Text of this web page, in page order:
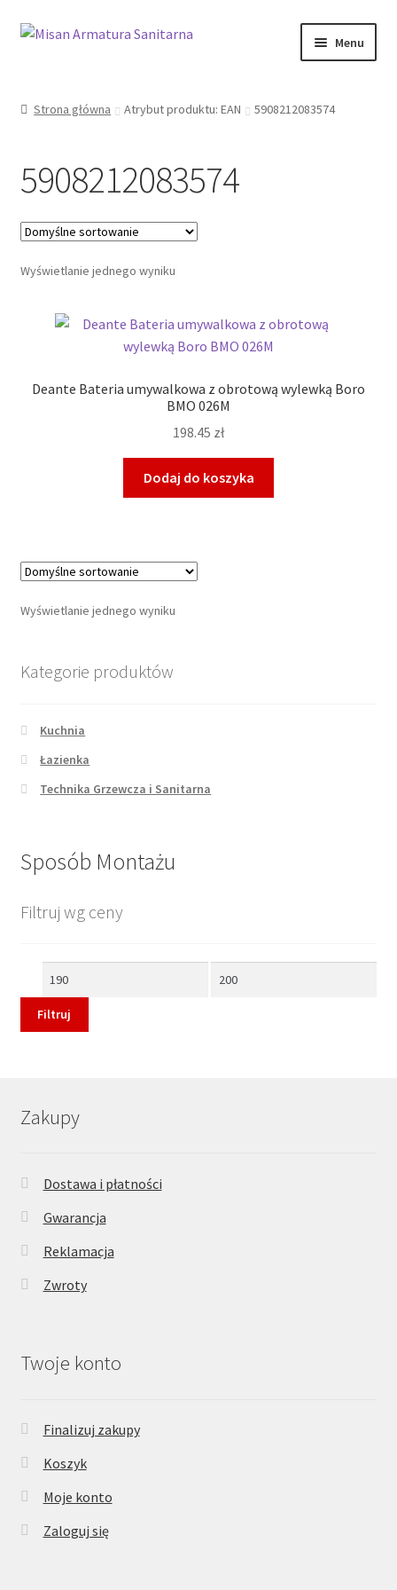
Przejdź
Przejdź
Menu
Kontakt
Informacje prawne
Strona główna Atrybut produktu: EAN 5908212083574
5908212083574
Wyświetlanie jednego wyniku
Deante Bateria umywalkowa z obrotową wylewką Boro
BMO 026M
198.45 zł
Dodaj do koszyka
Wyświetlanie jednego wyniku
Kategorie produktów
Kuchnia
Łazienka
Technika Grzewcza i Sanitarna
Sposób Montażu
Filtruj wg ceny
Cena
Cena
Filtruj
Zakupy
Dostawa i płatności
Gwarancja
Reklamacja
Zwroty
Twoje konto
Finalizuj zakupy
Koszyk
Moje konto
Zaloguj się